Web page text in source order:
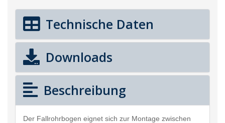
Technische Daten
Downloads
Beschreibung
Der Fallrohrbogen eignet sich zur Montage zwischen